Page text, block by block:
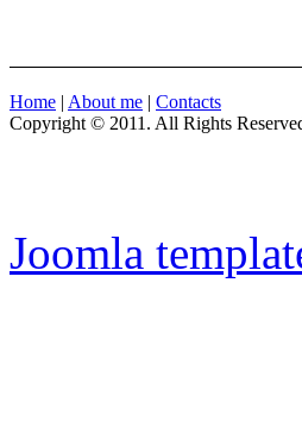
Home | About me | Contacts
Copyright © 2011. All Rights
Joomla